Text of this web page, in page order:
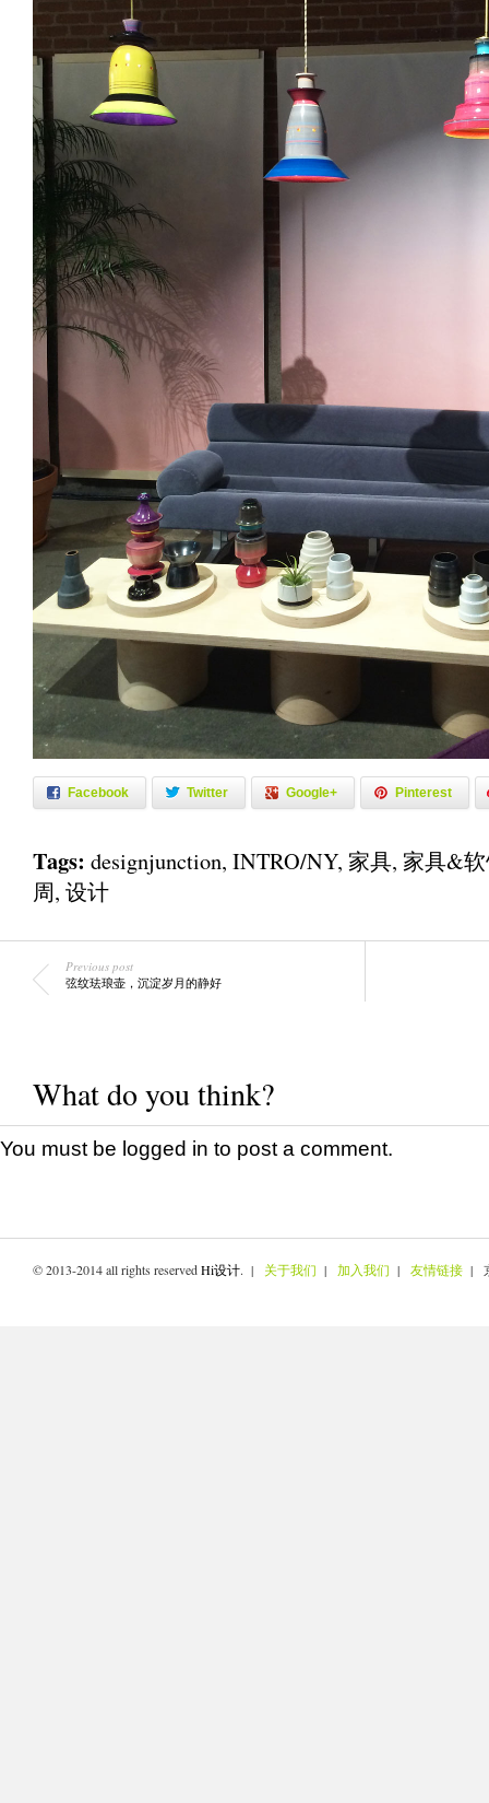
Facebook Twitter Google+ Pinterest
Tags: designjunction, INTRO/NY, 家具, 家具&
周, 设计
Previous post
弦纹珐琅壶，沉淀岁月的静好
What do you think?
You must be logged in to post a comment.
© 2013-2014 all rights reservedHi设计. | 关于我们 | 加入我们 | 友情链接 |